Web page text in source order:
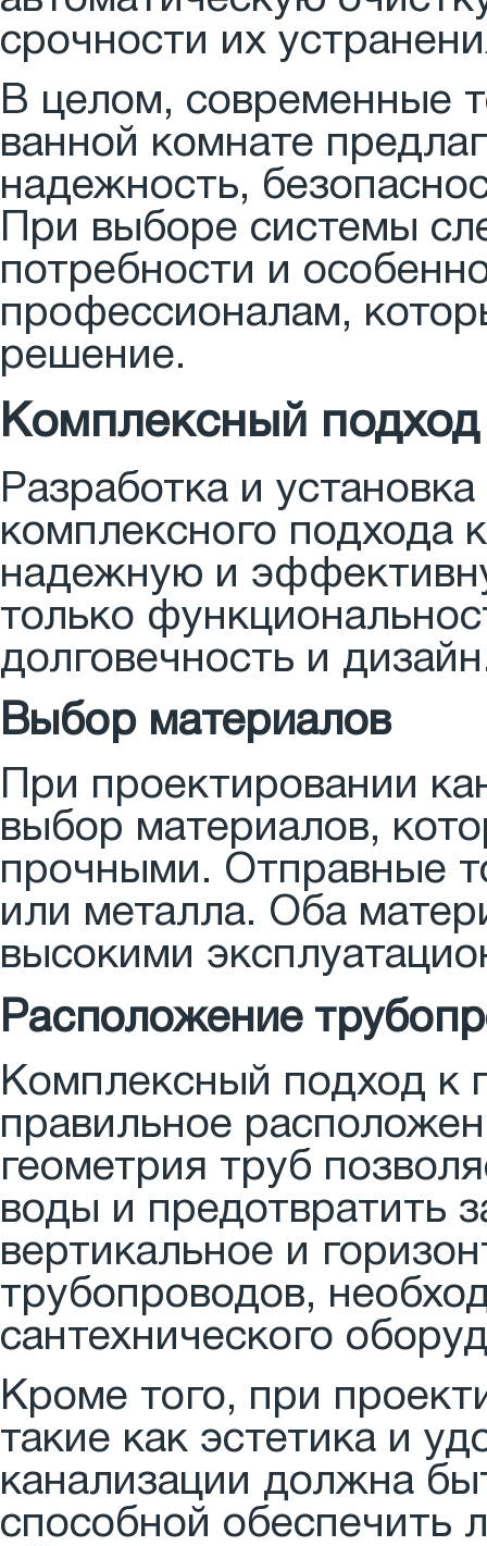
срочности их
В целом, современные
ванной комнате
надежность,
При выборе системы
потребности и
профессионалам,
решение.
Комплексный
Разработка и
комплексного подхода
надежную и
только
долговечность и
Выбор материалов
При проектировании
выбор материалов,
прочными. Отправные
или металла. Оба
высокими
Расположение
Комплексный подход к
правильное
геометрия труб
воды и предотвратить
вертикальное и
трубопроводов,
сантехнического
Кроме того, при
такие как эстетика и
канализации должна
способной обеспечить